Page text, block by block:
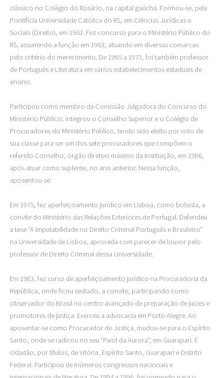
clássico no Colégio do Rosário, na capital gaúcha. Formou-se, pela
Pontifícia Universidade Católica do RS, em Ciências Jurídicas e
Sociais (Direito), em 1962. Fez concurso para o Ministério Público do
RS, assumindo a função em 1963, atuando em diversas comarcas
pelo critério do merecimento. De 1965 a 1973, foi também professor
de Português e Literatura em vários estabelecimentos estaduais de
ensino.
Participou como membro da Comissão Julgadora do Concurso do
Ministério Público; integrou o Conselho Superior e o Colégio de
Procuradores do Ministério Público, tendo sido eleito por voto de
sua classe para ser um dos sete procuradores que compõem o
referido Conselho, órgão diretivo máximo da Instituição, em 1986,
após atuar como suplente, no ano anterior. Nessa função,
aposentou-se.
Em 1975, fez aperfeiçoamento jurídico em Lisboa, como bolsista, a
convite do Ministério das Relações Exteriores de Portugal. Defendeu
a tese “A Imputabilidade no Direito Criminal Português e Brasileiro”
na Universidade de Lisboa, aprovada com parecer de louvor pelo
professor de Direito Criminal dessa Universidade.
Em 1983, fez curso de aperfeiçoamento jurídico na Procuradoria da
República, onde ficou sediado, a convite, participando como
observador do Brasil no centro avançado de preparação de juízes e
promotores de justiça. Exerceu a advocacia em Porto Alegre. Ao
aposentar-se como Procurador de Justiça, mudou-se para o Espírito
Santo, onde se radicou no seu “Paiol da Aurora”, em Guarapari. É
cidadão, por títulos, de Vitória, Espírito Santo, Guarapari e Distrito
Federal. Participou de inúmeros congressos nacionais e